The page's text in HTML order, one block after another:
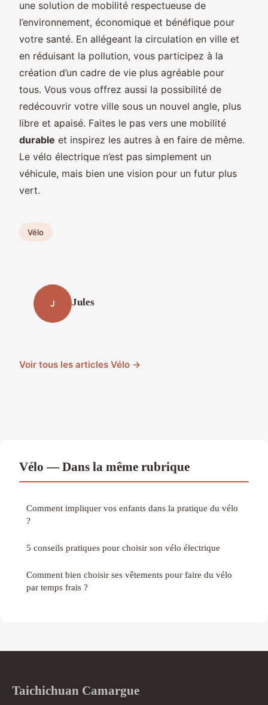
une solution de mobilité respectueuse de
l’environnement, économique et bénéfique pour
votre santé. En allégeant la circulation en ville et
en réduisant la pollution, vous participez à la
création d’un cadre de vie plus agréable pour
tous. Vous vous offrez aussi la possibilité de
redécouvrir votre ville sous un nouvel angle, plus
libre et apaisé. Faites le pas vers une mobilité
durable et inspirez les autres à en faire de même.
Le vélo électrique n’est pas simplement un
véhicule, mais bien une vision pour un futur plus
vert.
Vélo
J Jules
Voir tous les articles Vélo →
Vélo — Dans la même rubrique
Comment impliquer vos enfants dans la pratique du vélo
?
5 conseils pratiques pour choisir son vélo électrique
Comment bien choisir ses vêtements pour faire du vélo
par temps frais ?
Taichichuan Camargue